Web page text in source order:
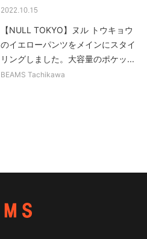
2022.10.15
【NULL TOKYO】ヌル トウキョウ
のイエローパンツをメインにスタイ
リングしました。大容量のポケッ...
BEAMS Tachikawa